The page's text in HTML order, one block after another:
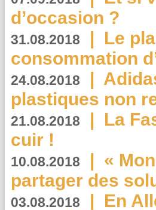
d’occasion ?
31.08.2018 | Le
consommation
24.08.2018 |
plastiques non
21.08.2018 | La
cuir !
10.08.2018 | «
partager des
03.08.2018 | En